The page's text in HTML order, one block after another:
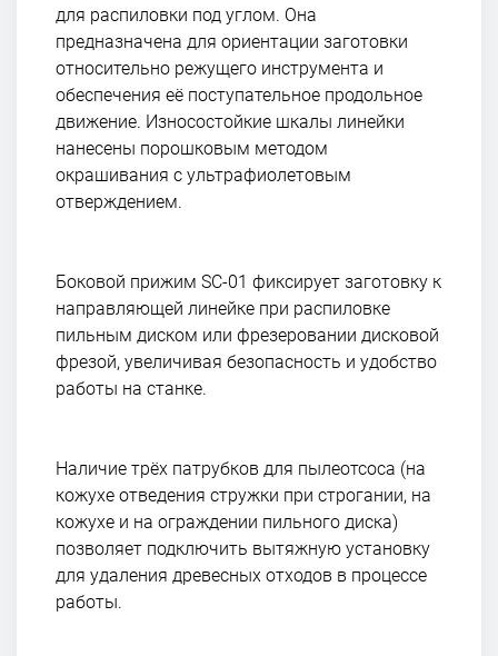
для распиловки под углом. Она
предназначена для ориентации заготовки
относительно режущего инструмента и
обеспечения её поступательное продольное
движение. Износостойкие шкалы линейки
нанесены порошковым методом
окрашивания с ультрафиолетовым
отверждением.
Боковой прижим SC-01 фиксирует заготовку к
направляющей линейке при распиловке
пильным диском или фрезеровании дисковой
фрезой, увеличивая безопасность и удобство
работы на станке.
Наличие трёх патрубков для пылеотсоса (на
кожухе отведения стружки при строгании, на
кожухе и на ограждении пильного диска)
позволяет подключить вытяжную установку
для удаления древесных отходов в процессе
работы.